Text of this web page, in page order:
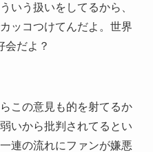
いう扱いをしてるから、
ッコつけてんだよ。世界
会だよ？
この意見も的を射てるか
いから批判されてるとい
連の流れにファンが嫌悪